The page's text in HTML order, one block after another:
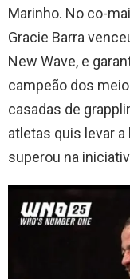
Marinho. No co-
Gracie Barra
New Wave, e
campeão dos
casadas de
atletas quis levar a
superou na